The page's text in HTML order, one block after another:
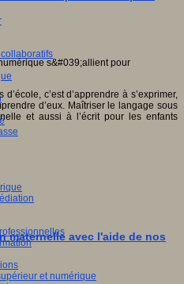
et numérique
c’est d’apprendre à s’exprimer,
d’eux. Maîtriser le langage sous
et aussi à l’écrit pour les enfants
maternelle avec l'aide de nos